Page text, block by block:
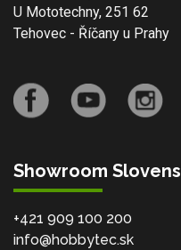
U Mototechny, 251 62
Tehovec - Říčany u Prahy
Showroom
+421 909 100 200
info@hobbytec.sk